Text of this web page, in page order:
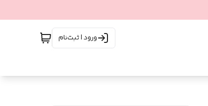
ورود | ثبت‌نام